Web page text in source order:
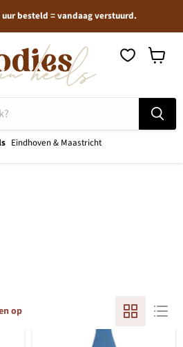
uur besteld = vandaag verstuurd.
Eindhoven & Maastricht
op